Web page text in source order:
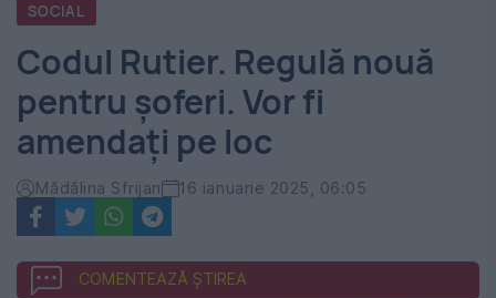
România
-
Evenimentul
Zilei
SOCIAL
Codul Rutier. Regulă nouă
pentru șoferi. Vor fi
amendați pe loc
Mădălina Sfrijan 16 ianuarie 2025, 06:05
COMENTEAZĂ ȘTIREA